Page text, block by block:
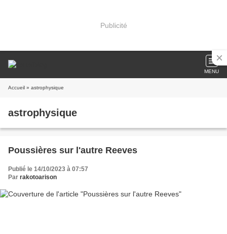
Publicité
MENU
Accueil » astrophysique
astrophysique
Poussières sur l'autre Reeves
Publié le 14/10/2023 à 07:57
Par rakotoarison